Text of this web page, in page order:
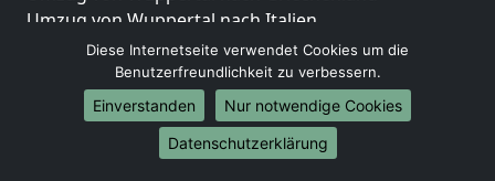
Umzug von Wuppertal nach Italien
Umzug von Wuppertal nach Liechtenstein
Umzug von Wuppertal nach Luxemburg
Umzug von Wuppertal nach Niederlande
Umzug von Wuppertal nach Norwegen
Umzüge-Deutschlandweit
Diese Internetseite verwendet Cookies um die
Benutzerfreundlichkeit zu verbessern.
Einverstanden
Nur notwendige Cookies
Datenschutzerklärung